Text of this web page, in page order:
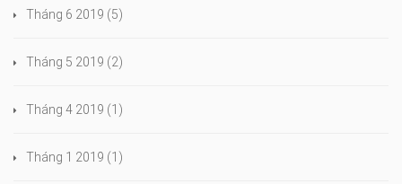
Tháng 6 2019 (5)
Tháng 5 2019 (2)
Tháng 4 2019 (1)
Tháng 1 2019 (1)